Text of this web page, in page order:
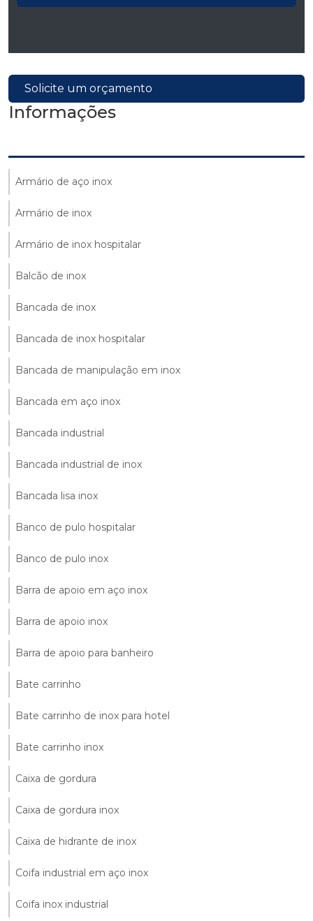
Solicite um orçamento
Informações
Armário de aço inox
Armário de inox
Armário de inox hospitalar
Balcão de inox
Bancada de inox
Bancada de inox hospitalar
Bancada de manipulação em inox
Bancada em aço inox
Bancada industrial
Bancada industrial de inox
Bancada lisa inox
Banco de pulo hospitalar
Banco de pulo inox
Barra de apoio em aço inox
Barra de apoio inox
Barra de apoio para banheiro
Bate carrinho
Bate carrinho de inox para hotel
Bate carrinho inox
Caixa de gordura
Caixa de gordura inox
Caixa de hidrante de inox
Coifa industrial em aço inox
Coifa inox industrial